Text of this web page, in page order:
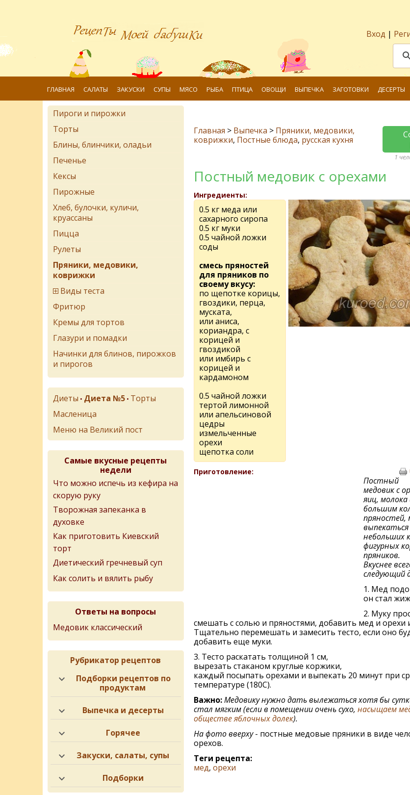
Вход |
ГЛАВНАЯ САЛАТЫ ЗАКУСКИ СУПЫ МЯСО РЫБА ПТИЦА ОВОЩИ ВЫПЕЧКА ЗАГОТОВКИ ДЕСЕРТЫ
Главная > Выпечка > Пряники, медовики,
коврижки, Постные блюда, русская кухня
1
Постный медовик с орехами
Ингредиенты:
0.5 кг меда или
сахарного сиропа
0.5 кг муки
0.5 чайной ложки
соды
смесь пряностей
для пряников по
своему вкусу:
по щепотке корицы,
гвоздики, перца,
муската,
или аниса,
кориандра, с
корицей и
гвоздикой
или имбирь с
корицей и
кардамоном
0.5 чайной ложки
тертой лимонной
или апельсиновой
цедры
измельченные
орехи
щепотка соли
Приготовление:
Постный
медовик с
яиц, молока
большим
выпекаться
небольших
фигурных
пряников.
Вкуснее
следующий
1. Мед
он стал
2. Муку
смешать с солью и пряностями, добавить мед и орехи
Тщательно перемешать и замесить тесто, если оно
добавить еще муки.
3. Тесто раскатать толщиной 1 см,
вырезать стаканом круглые коржики,
каждый посыпать орехами и выпекать 20 минут при
температуре (180С).
Важно: Медовику нужно дать вылежаться хотя бы
стал мягким (если в помещении очень сухо, насыщаем
обществе яблочных долек).
На фото вверху- постные медовые пряники в виде
орехов.
Теги рецепта:
мед, орехи
Пироги и пирожки
Торты
Блины, блинчики, оладьи
Печенье
Кексы
Пирожные
Хлеб, булочки, куличи,
круассаны
Пицца
Рулеты
Пряники, медовики,
коврижки
Виды теста
Фритюр
Кремы для тортов
Глазури и помадки
Начинки для блинов, пирожков
и пирогов
Диеты • Диета №5 • Торты
Масленица
Меню на Великий пост
Самые вкусные рецепты
недели
Что можно испечь из кефира на
скорую руку
Творожная запеканка в
духовке
Как приготовить Киевский
торт
Диетический гречневый суп
Как солить и вялить рыбу
Ответы на вопросы
Медовик классический
Рубрикатор рецептов
Подборки рецептов по
продуктам
Выпечка и десерты
Горячее
Закуски, салаты, супы
Подборки